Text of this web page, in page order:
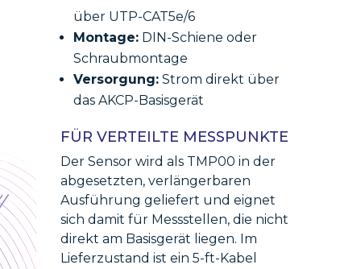
über UTP-CAT5e/6
Montage:DIN-Schiene oder
Schraubmontage
Versorgung:Strom direkt über
das AKCP-Basisgerät
FÜR VERTEILTE MESSPUNKTE
Der Sensor wird als TMP00 in der
abgesetzten, verlängerbaren
Ausführung geliefert und eignet
sich damit für Messstellen, die nicht
direkt am Basisgerät liegen. Im
Lieferzustand ist ein 5-ft-Kabel